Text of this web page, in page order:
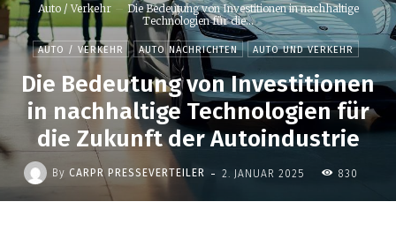
Auto / Verkehr
Die Bedeutung von Investitionen in nachhaltige
Technologien für die...
AUTO / VERKEHR AUTO NACHRICHTEN AUTO UND VERKEHR
Die Bedeutung von Investitionen
in nachhaltige Technologien für
die Zukunft der Autoindustrie
By CARPR PRESSEVERTEILER - 2. JANUAR 2025 830